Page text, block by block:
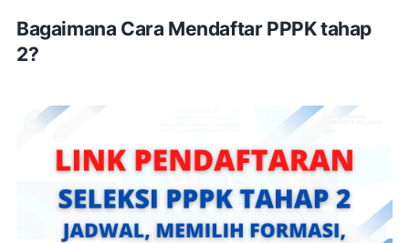
Bagaimana Cara Mendaftar PPPK tahap
2?